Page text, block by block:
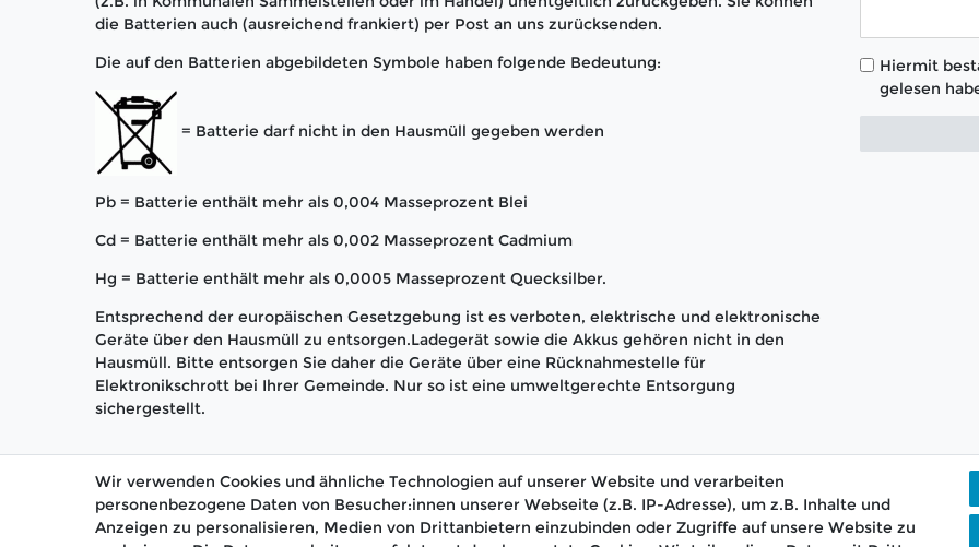
die Batterien auch (ausreichend frankiert) per Post an uns zurücksenden.
Die auf den Batterien abgebildeten Symbole haben folgende Bedeutung:
= Batterie darf nicht in den Hausmüll gegeben werden
Pb = Batterie enthält mehr als 0,004 Masseprozent Blei
Cd = Batterie enthält mehr als 0,002 Masseprozent Cadmium
Hg = Batterie enthält mehr als 0,0005 Masseprozent Quecksilber.
Entsprechend der europäischen Gesetzgebung ist es verboten, elektrische und elektronische
Geräte über den Hausmüll zu entsorgen.Ladegerät sowie die Akkus gehören nicht in den
Hausmüll. Bitte entsorgen Sie daher die Geräte über eine Rücknahmestelle für
Elektronikschrott bei Ihrer Gemeinde. Nur so ist eine umweltgerechte Entsorgung
sichergestellt.
Hiermit
gelesen
Wir verwenden Cookies und ähnliche Technologien auf unserer Website und verarbeiten
personenbezogene Daten von Besucher:innen unserer Webseite (z.B. IP-Adresse), um z.B. Inhalte und
Anzeigen zu personalisieren, Medien von Drittanbietern einzubinden oder Zugriffe auf unsere Website zu